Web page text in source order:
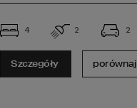
4 2 2
Szczegóły porównaj